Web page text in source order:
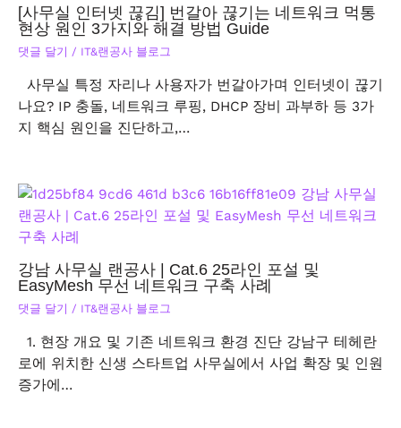
[사무실 인터넷 끊김] 번갈아 끊기는 네트워크 먹통
현상 원인 3가지와 해결 방법 Guide
댓글 달기 / IT&랜공사 블로그
사무실 특정 자리나 사용자가 번갈아가며 인터넷이 끊기
나요? IP 충돌, 네트워크 루핑, DHCP 장비 과부하 등 3가
지 핵심 원인을 진단하고,…
강남 사무실 랜공사 | Cat.6 25라인 포설 및
EasyMesh 무선 네트워크 구축 사례
댓글 달기 / IT&랜공사 블로그
1. 현장 개요 및 기존 네트워크 환경 진단 강남구 테헤란
로에 위치한 신생 스타트업 사무실에서 사업 확장 및 인원
증가에…